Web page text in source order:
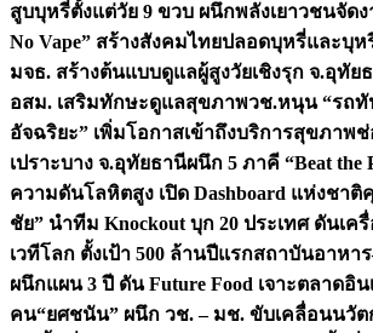
สูบบุหรี่ตั้งแต่วัย 9 ขวบ ผนึกพลังเยาวชนจัดง
No Vape” สร้างสังคมไทยปลอดบุหรี่และบุห
มจธ. สร้างต้นแบบดูแลผู้สูงวัยเชิงรุก จ.อุทัย
อสม. เสริมทักษะดูแลสุขภาพวช.หนุน “รถ
อัจฉริยะ” เพิ่มโอกาสเข้าถึงบริการสุขภาพ
เปราะบาง จ.อุทัยธานีผนึก 5 ภาคี “Beat the
ความดันโลหิตสูง เปิด Dashboard แห่งชา
ชัย” นำทีม Knockout บุก 20 ประเทศ ดันเค
เวทีโลก ตั้งเป้า 500 ล้านปีแรกสถาบันอาหา
ผนึกแผน 3 ปี ดัน Future Food เจาะตลาดอิ
คน“ยศชนัน” ผนึก วช. – มช. ขับเคลื่อนนวัต